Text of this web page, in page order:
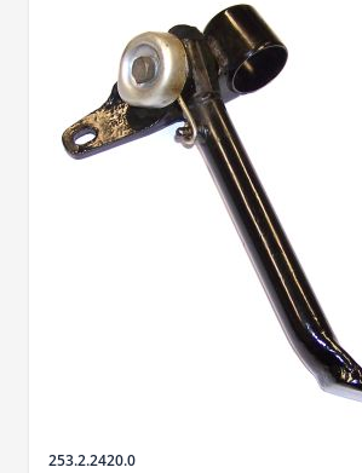
Artikelnr.
253.2.2420.0